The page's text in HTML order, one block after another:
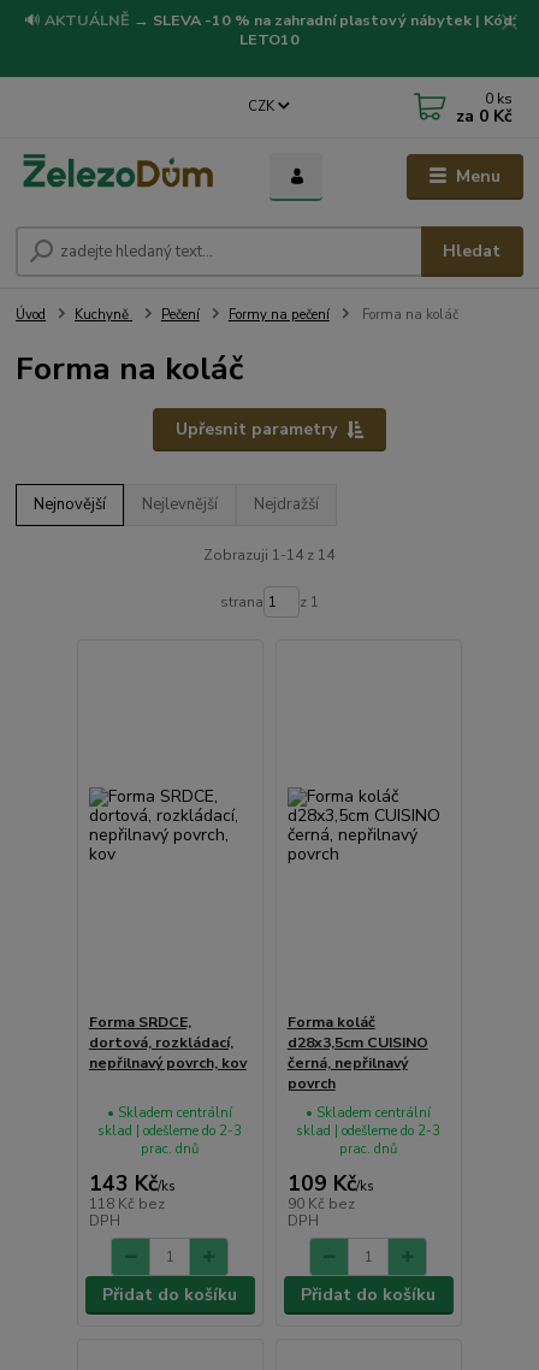
🔊 AKTUÁLNĚ → SLEVA -10 % na zahradní plastový nábytek | Kód:
LETO10
Menu
CZK
Hledat
0 ks
za 0 Kč
Úvod Kuchyně Pečení Formy na pečení Forma na koláč
Forma na koláč
Upřesnit parametry
Nejnovější Nejlevnější Nejdražší
Zobrazuji 1-14 z 14
strana z 1
Forma SRDCE,
dortová, rozkládací,
nepřilnavý povrch, kov
143 Kč/ks
118 Kč bez
DPH
• Skladem centrální
sklad | odešleme do 2-3
prac. dnů
Přidat do košíku
Forma koláč
d28x3,5cm CUISINO
černá, nepřilnavý
povrch
109 Kč/ks
90 Kč bez
DPH
• Skladem centrální
sklad | odešleme do 2-3
prac. dnů
Přidat do košíku